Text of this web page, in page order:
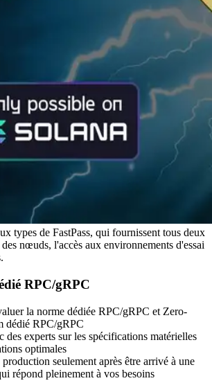
types de FastPass, qui fournissent tous deux
nœuds, l'accès aux environnements d'essai
RPC/gRPC
la norme dédiée RPC/gRPC et Zero-
dédié RPC/gRPC
des experts sur les spécifications matérielles
optimales
seulement après être arrivé à une
répond pleinement à vos besoins